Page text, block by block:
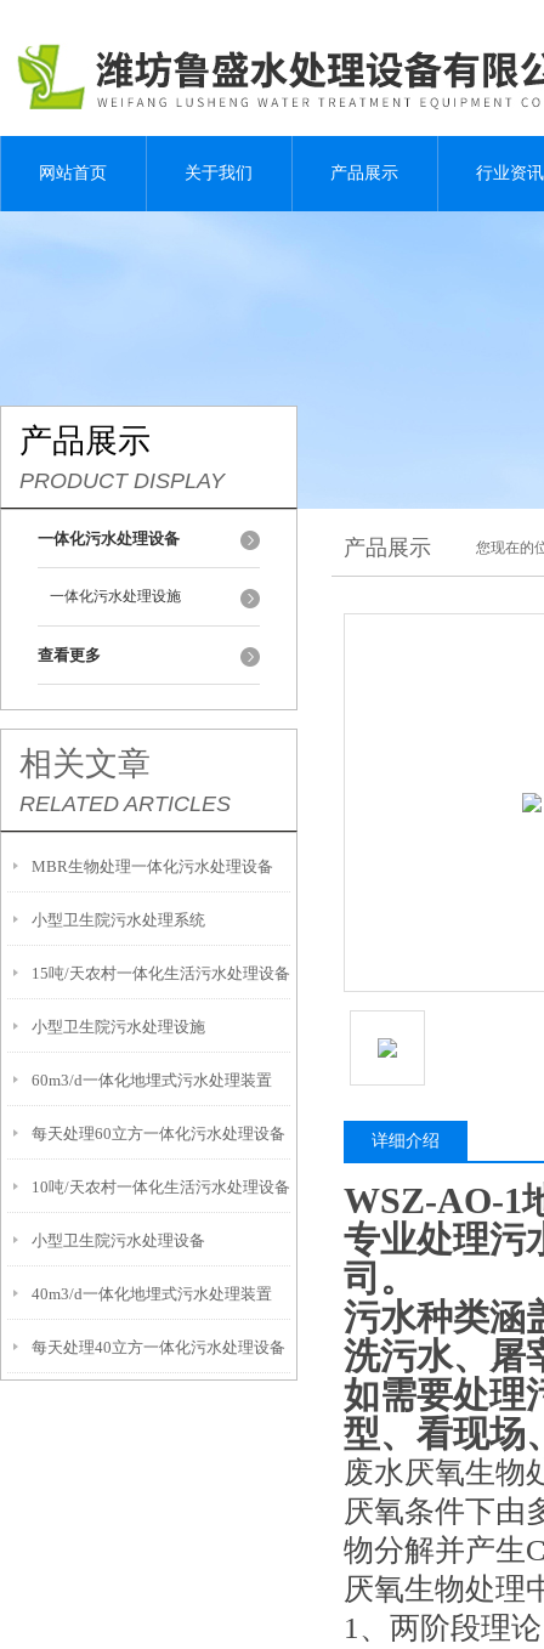
网站首页 关于我们 产品展示 行业资讯
产品展示
PRODUCT DISPLAY
一体化污水处理设备
一体化污水处理设施
查看更多
相关文章
RELATED ARTICLES
MBR生物处理一体化污水处理设备
小型卫生院污水处理系统
15吨/天农村一体化生活污水处理设备
小型卫生院污水处理设施
60m3/d一体化地埋式污水处理装置
每天处理60立方一体化污水处理设备
10吨/天农村一体化生活污水处理设备
小型卫生院污水处理设备
40m3/d一体化地埋式污水处理装置
每天处理40立方一体化污水处理设备
产品展示 您现在的
详细介绍
WSZ-AO-1
专业处理
司。
污水种类涵
洗污水、屠
如需要处理
型、看现场
废水厌氧生物
厌氧条件下由
物分解并产生
厌氧生物处
1、两阶段理